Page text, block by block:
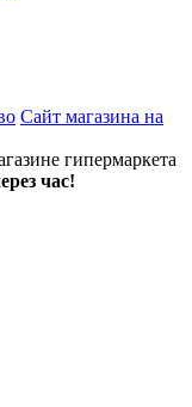
Сайт магазина на
гипермаркета
час!